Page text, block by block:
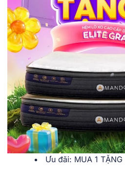
Ưu đãi: MUA 1 TẶNG